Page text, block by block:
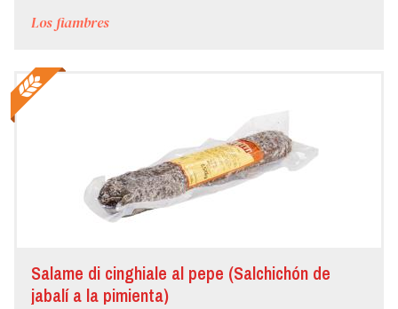
Los fiambres
Salame di cinghiale al pepe (Salchichón de
jabalí a la pimienta)